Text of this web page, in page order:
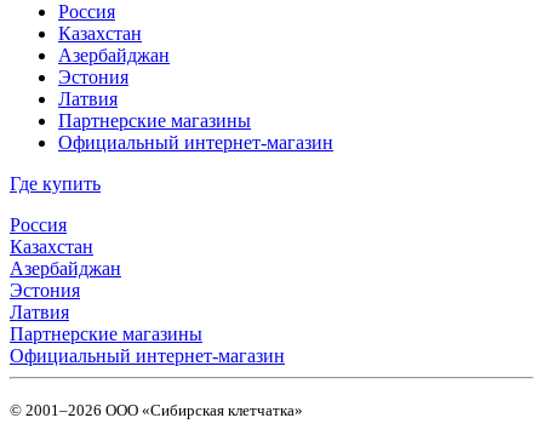
Россия
Казахстан
Азербайджан
Эстония
Латвия
Партнерские магазины
Официальный интернет-магазин
Где купить
Россия
Казахстан
Азербайджан
Эстония
Латвия
Партнерские магазины
Официальный интернет-магазин
© 2001–2026 ООО «Сибирская клетчатка»